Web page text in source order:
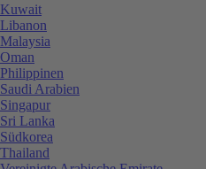
Kuwait
Libanon
Malaysia
Oman
Philippinen
Saudi Arabien
Singapur
Sri Lanka
Südkorea
Thailand